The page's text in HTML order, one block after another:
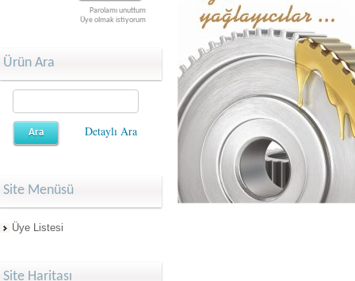
Parolamı unuttum
Üye olmak istiyorum
Ürün Ara
Detaylı Ara
Site Menüsü
Üye Listesi
Site Haritası